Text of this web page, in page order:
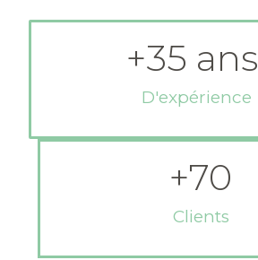
D'expérience
+35 ans
Clients
+70